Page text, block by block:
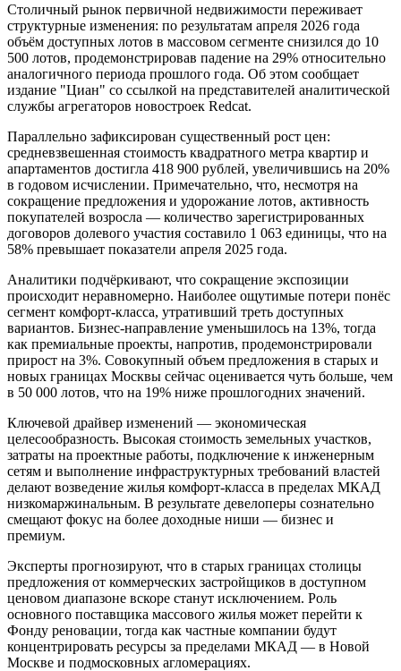
Столичный рынок первичной недвижимости переживает
структурные изменения: по результатам апреля 2026 года
объём доступных лотов в массовом сегменте снизился до 10
500 лотов, продемонстрировав падение на 29% относительно
аналогичного периода прошлого года. Об этом сообщает
издание "Циан" со ссылкой на представителей аналитической
службы агрегаторов новостроек Redcat.
Параллельно зафиксирован существенный рост цен:
средневзвешенная стоимость квадратного метра квартир и
апартаментов достигла 418 900 рублей, увеличившись на 20%
в годовом исчислении. Примечательно, что, несмотря на
сокращение предложения и удорожание лотов, активность
покупателей возросла — количество зарегистрированных
договоров долевого участия составило 1 063 единицы, что на
58% превышает показатели апреля 2025 года.
Аналитики подчёркивают, что сокращение экспозиции
происходит неравномерно. Наиболее ощутимые потери понёс
сегмент комфорт-класса, утративший треть доступных
вариантов. Бизнес-направление уменьшилось на 13%, тогда
как премиальные проекты, напротив, продемонстрировали
прирост на 3%. Совокупный объем предложения в старых и
новых границах Москвы сейчас оценивается чуть больше, чем
в 50 000 лотов, что на 19% ниже прошлогодних значений.
Ключевой драйвер изменений — экономическая
целесообразность. Высокая стоимость земельных участков,
затраты на проектные работы, подключение к инженерным
сетям и выполнение инфраструктурных требований властей
делают возведение жилья комфорт-класса в пределах МКАД
низкомаржинальным. В результате девелоперы сознательно
смещают фокус на более доходные ниши — бизнес и
премиум.
Эксперты прогнозируют, что в старых границах столицы
предложения от коммерческих застройщиков в доступном
ценовом диапазоне вскоре станут исключением. Роль
основного поставщика массового жилья может перейти к
Фонду реновации, тогда как частные компании будут
концентрировать ресурсы за пределами МКАД — в Новой
Москве и подмосковных агломерациях.